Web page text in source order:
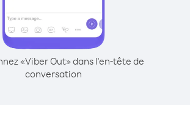
«Viber Out» dans l'en-tête de
conversation